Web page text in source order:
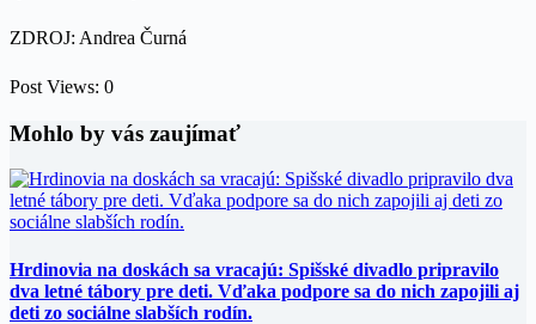
ZDROJ: Andrea Čurná
Post Views: 0
Mohlo by vás zaujímať
Hrdinovia na doskách sa vracajú: Spišské divadlo pripravilo
dva letné tábory pre deti. Vďaka podpore sa do nich zapojili aj
deti zo sociálne slabších rodín.